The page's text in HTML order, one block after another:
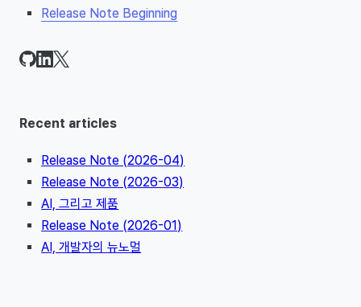
Release Note Beginning
Recent articles
Release Note (2026-04)
Release Note (2026-03)
AI, 그리고 제품
Release Note (2026-01)
AI, 개발자의 뉴노멀